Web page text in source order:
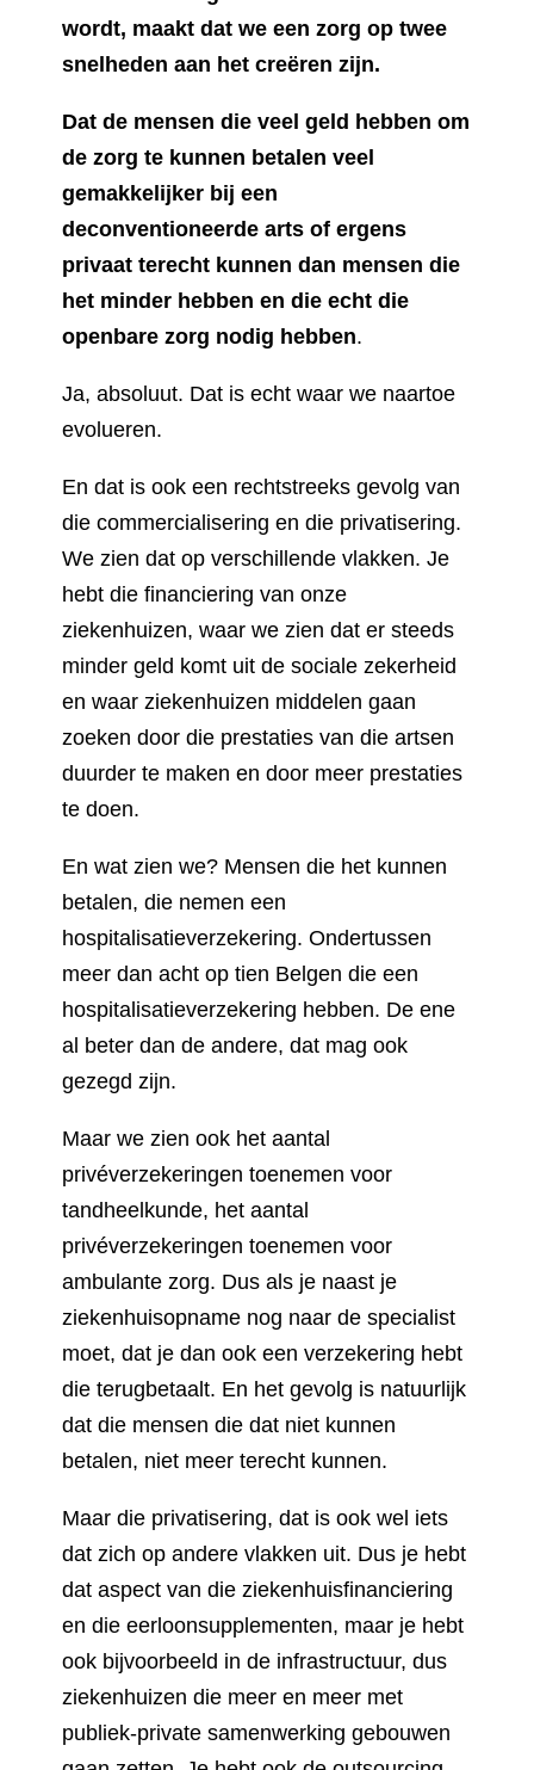
wordt, maakt dat we een zorg op twee
snelheden aan het creëren zijn.
Dat de mensen die veel geld hebben om
de zorg te kunnen betalen veel
gemakkelijker bij een
deconventioneerde arts of ergens
privaat terecht kunnen dan mensen die
het minder hebben en die echt die
openbare zorg nodig hebben.
Ja, absoluut. Dat is echt waar we naartoe
evolueren.
En dat is ook een rechtstreeks gevolg van
die commercialisering en die privatisering.
We zien dat op verschillende vlakken. Je
hebt die financiering van onze
ziekenhuizen, waar we zien dat er steeds
minder geld komt uit de sociale zekerheid
en waar ziekenhuizen middelen gaan
zoeken door die prestaties van die artsen
duurder te maken en door meer prestaties
te doen.
En wat zien we? Mensen die het kunnen
betalen, die nemen een
hospitalisatieverzekering. Ondertussen
meer dan acht op tien Belgen die een
hospitalisatieverzekering hebben. De ene
al beter dan de andere, dat mag ook
gezegd zijn.
Maar we zien ook het aantal
privéverzekeringen toenemen voor
tandheelkunde, het aantal
privéverzekeringen toenemen voor
ambulante zorg. Dus als je naast je
ziekenhuisopname nog naar de specialist
moet, dat je dan ook een verzekering hebt
die terugbetaalt. En het gevolg is natuurlijk
dat die mensen die dat niet kunnen
betalen, niet meer terecht kunnen.
Maar die privatisering, dat is ook wel iets
dat zich op andere vlakken uit. Dus je hebt
dat aspect van die ziekenhuisfinanciering
en die eerloonsupplementen, maar je hebt
ook bijvoorbeeld in de infrastructuur, dus
ziekenhuizen die meer en meer met
publiek-private samenwerking gebouwen